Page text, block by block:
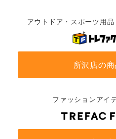
アウトドア・スポーツ用
所沢店の
ファッションアイ